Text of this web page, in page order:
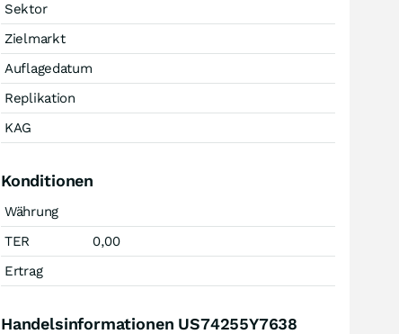
Sektor
Zielmarkt
Auflagedatum
Replikation
KAG
Konditionen
Währung
TER
0,00
Ertrag
Handelsinformationen US74255Y7638